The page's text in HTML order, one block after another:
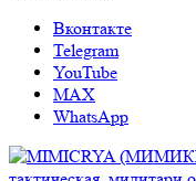
Вконтакте
Telegram
YouTube
MAX
WhatsApp